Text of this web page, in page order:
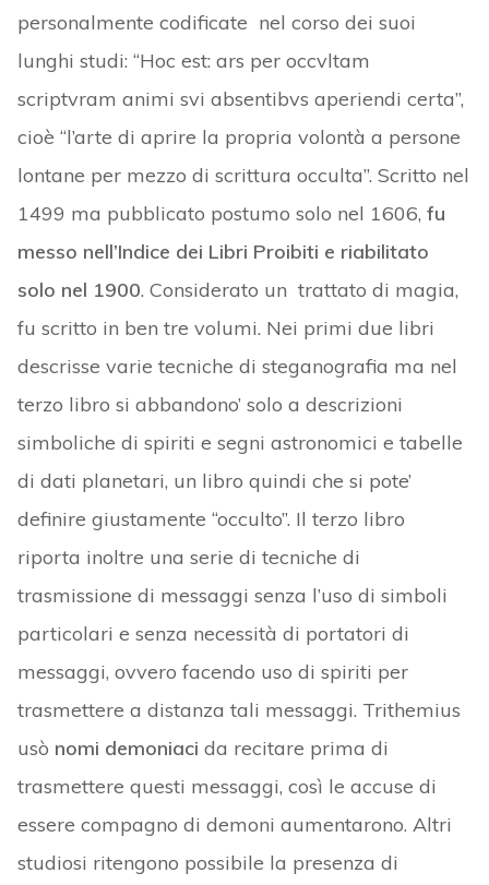
personalmente codificate nel corso dei suoi
lunghi studi: “Hoc est: ars per occvltam
scriptvram animi svi absentibvs aperiendi certa”,
cioè “l’arte di aprire la propria volontà a persone
lontane per mezzo di scrittura occulta”. Scritto nel
1499 ma pubblicato postumo solo nel 1606, fu
messo nell’Indice dei Libri Proibiti e riabilitato
solo nel 1900. Considerato un trattato di magia,
fu scritto in ben tre volumi. Nei primi due libri
descrisse varie tecniche di steganografia ma nel
terzo libro si abbandono’ solo a descrizioni
simboliche di spiriti e segni astronomici e tabelle
di dati planetari, un libro quindi che si pote’
definire giustamente “occulto”. Il terzo libro
riporta inoltre una serie di tecniche di
trasmissione di messaggi senza l’uso di simboli
particolari e senza necessità di portatori di
messaggi, ovvero facendo uso di spiriti per
trasmettere a distanza tali messaggi. Trithemius
usò nomi demoniaci da recitare prima di
trasmettere questi messaggi, così le accuse di
essere compagno di demoni aumentarono. Altri
studiosi ritengono possibile la presenza di